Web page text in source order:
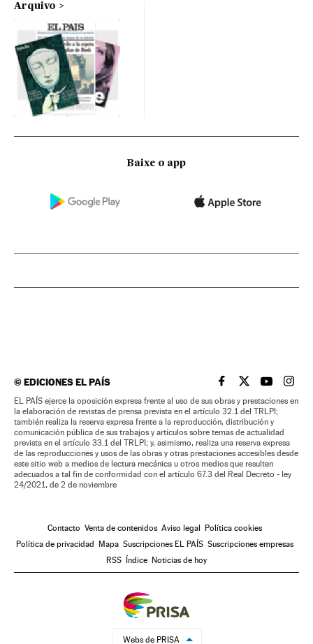
Arquivo
Baixe o app
©EDICIONES EL PAÍS EL PAÍS BRASIL EN
EL PAÍSEL PAÍS
EL
EL PAÍS ejerce la oposición expresa frente al uso de sus obras y prestaciones en
la elaboración de revistas de prensa prevista en el artículo 32.1 del TRLPI;
también realiza la reserva expresa frente a la reproducción, distribución y
comunicación pública de sus trabajos y artículos sobre temas de actualidad
prevista en el artículo 33.1 del TRLPI; y, asimismo, realiza una reserva expresa
de las reproducciones y usos de las obras y otras prestaciones accesibles desde
este sitio web a medios de lectura mecánica u otros medios que resulten
adecuados a tal fin de conformidad con el artículo 67.3 del Real Decreto - ley
24/2021, de 2 de noviembre
Contacto Venta de contenidos Aviso legal
Política cookies
Política de privacidad
Mapa Suscripciones EL PAÍS Suscripciones empresas
RSS
Índice Noticias de hoy
Webs de PRISA